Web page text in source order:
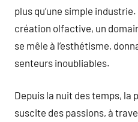
plus qu’une simple
création olfactive, un
se mêle à l’esthétisme,
senteurs inoubliables.
Depuis la nuit des temps, la
suscite des passions, à